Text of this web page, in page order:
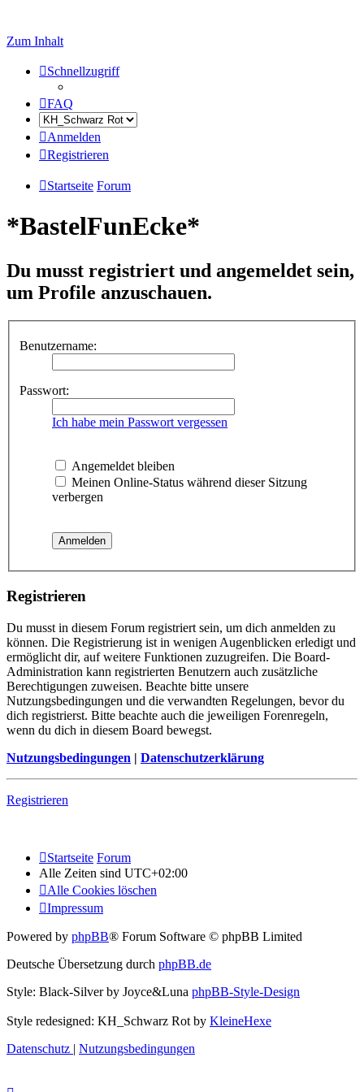
Zum Inhalt
Schnellzugriff
FAQ
Anmelden
Registrieren
Startseite Forum
*BastelFunEcke*
Du musst registriert und angemeldet sein,
um Profile anzuschauen.
Benutzername:
Passwort:
Ich habe mein Passwort vergessen
Angemeldet bleiben
Meinen Online-Status während dieser Sitzung
verbergen
Registrieren
Du musst in diesem Forum registriert sein, um dich anmelden zu
können. Die Registrierung ist in wenigen Augenblicken erledigt und
ermöglicht dir, auf weitere Funktionen zuzugreifen. Die Board-
Administration kann registrierten Benutzern auch zusätzliche
Berechtigungen zuweisen. Beachte bitte unsere
Nutzungsbedingungen und die verwandten Regelungen, bevor du
dich registrierst. Bitte beachte auch die jeweiligen Forenregeln,
wenn du dich in diesem Board bewegst.
Nutzungsbedingungen | Datenschutzerklärung
Registrieren
Startseite Forum
Alle Zeiten sind UTC+02:00
Alle Cookies löschen
Impressum
Powered by phpBB® Forum Software © phpBB Limited
Deutsche Übersetzung durch phpBB.de
Style: Black-Silver by Joyce&Luna phpBB-Style-Design
Style redesigned: KH_Schwarz Rot by KleineHexe
Datenschutz | Nutzungsbedingungen